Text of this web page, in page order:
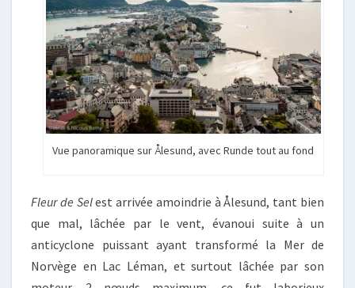
Vue panoramique sur Ålesund, avec Runde tout au fond
Fleur de Selest arrivée amoindrie à Ålesund, tant bien
que mal, lâchée par le vent, évanoui suite à un
anticyclone puissant ayant transformé la Mer de
Norvège en Lac Léman, et surtout lâchée par son